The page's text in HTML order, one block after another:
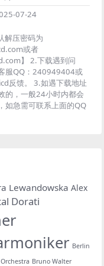
07-24
解压密码为
或者
】 2.下载遇到问
服QQ：240949404或
反馈。 3.如遇下载地址
的，一般24小时内都会
如急需可联系上面的QQ
Lewandowska Alex
Dorati
Berlin
Bruno Walter